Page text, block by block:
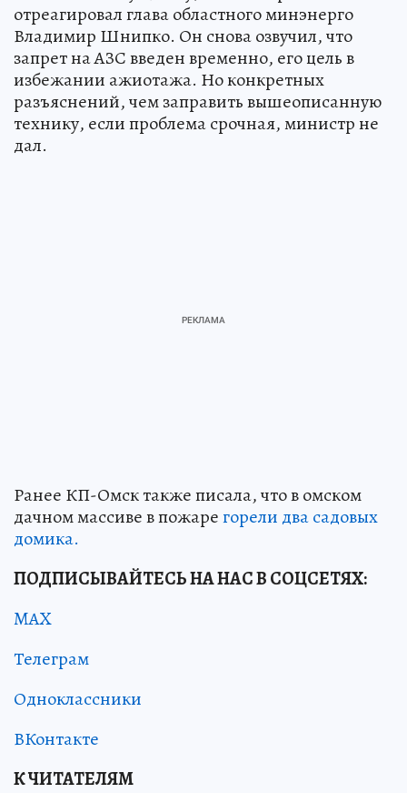
отреагировал глава областного минэнерго
Владимир Шнипко. Он снова озвучил, что
запрет на АЗС введен временно, его цель в
избежании ажиотажа. Но конкретных
разъяснений, чем заправить вышеописанную
технику, если проблема срочная, министр не
дал.
Ранее КП-Омск также писала, что в омском
дачном массиве в пожарегорели два садовых
домика.
ПОДПИСЫВАЙТЕСЬ НА НАС В СОЦСЕТЯХ:
MAX
Телеграм
Одноклассники
ВКонтакте
К ЧИТАТЕЛЯМ